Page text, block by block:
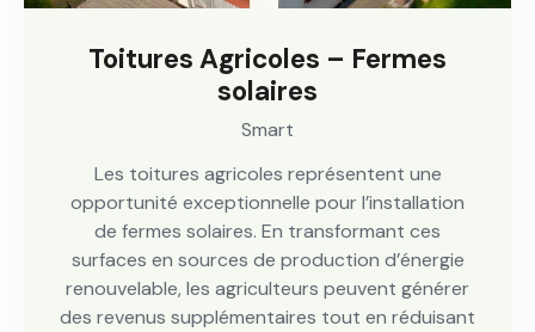
Toitures Agricoles – Fermes
solaires
Smart
Les toitures agricoles représentent une
opportunité exceptionnelle pour l’installation
de fermes solaires. En transformant ces
surfaces en sources de production d’énergie
renouvelable, les agriculteurs peuvent générer
des revenus supplémentaires tout en réduisant